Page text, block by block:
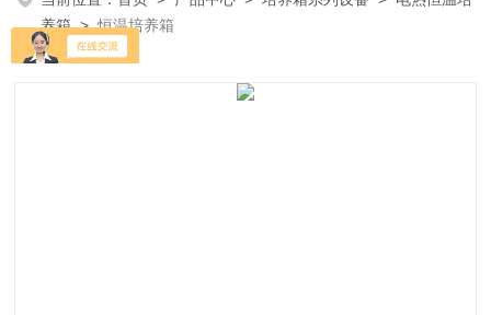
养箱>恒温培养箱